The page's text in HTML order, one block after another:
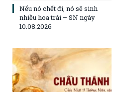
Nếu nó chết đi, nó sẽ sinh
nhiều hoa trái – SN ngày
10.08.2026